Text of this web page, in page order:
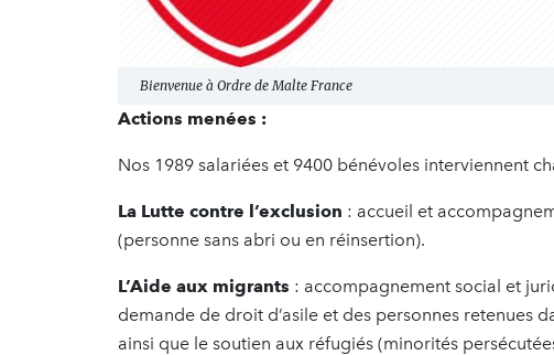
Bienvenue à Ordre de Malte France
Actions menées :
Nos 1989 salariées et 9400 bénévoles interviennent
La Lutte contre l’exclusion : accueil et
(personne sans abri ou en réinsertion).
L’Aide aux migrants : accompagnement social et
demande de droit d’asile et des personnes retenues
ainsi que le soutien aux réfugiés (minorités